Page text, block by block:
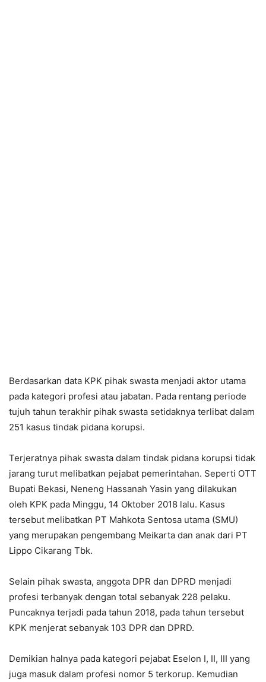
Berdasarkan data KPK pihak swasta menjadi aktor utama
pada kategori profesi atau jabatan. Pada rentang periode
tujuh tahun terakhir pihak swasta setidaknya terlibat dalam
251 kasus tindak pidana korupsi.
Terjeratnya pihak swasta dalam tindak pidana korupsi tidak
jarang turut melibatkan pejabat pemerintahan. Seperti OTT
Bupati Bekasi, Neneng Hassanah Yasin yang dilakukan
oleh KPK pada Minggu, 14 Oktober 2018 lalu. Kasus
tersebut melibatkan PT Mahkota Sentosa utama (SMU)
yang merupakan pengembang Meikarta dan anak dari PT
Lippo Cikarang Tbk.
Selain pihak swasta, anggota DPR dan DPRD menjadi
profesi terbanyak dengan total sebanyak 228 pelaku.
Puncaknya terjadi pada tahun 2018, pada tahun tersebut
KPK menjerat sebanyak 103 DPR dan DPRD.
Demikian halnya pada kategori pejabat Eselon I, II, III yang
juga masuk dalam profesi nomor 5 terkorup. Kemudian